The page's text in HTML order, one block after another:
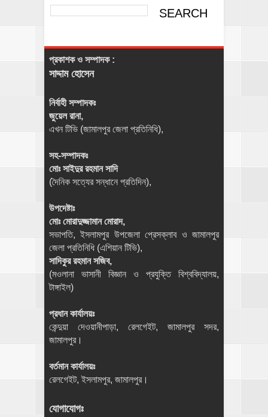
প্রকাশক ও সম্পাদক :
সাদ্দাম হোসেন
নির্বাহী সম্পাদকঃ
জুয়েল রানা,
এখন টিভি (জামালপুর জেলা প্রতিনিধি),
সহ-সম্পাদকঃ
মোঃ সাইদুর রহমান সাদি
(দৈনিক সত্যের সন্ধানে প্রতিদিন),
উপদেষ্টাঃ
মোঃ মোরাদুজ্জামান মোরাদ,
সভাপতি, ইসলামপুর উপজেলা প্রেসক্লাব ও জামালপুর
জেলা প্রতিনিধি (এশিয়ান টিভি),
সাদিকুর রহমান সজিব,
(মওলানা ভাসানী বিজ্ঞান ও প্রযুক্তি বিশ্ববিদ্যালয়,
টাঙ্গাইল)
প্রধান কার্যালয়ঃ
কেন্দুয়া দেওয়ানীপাড়া, রেলগেইট, জামালপুর সদর,
জামালপুর।
বর্তমান কার্যালয়ঃ
রেলগেইট, ইসলামপুর, জামালপুর।
যোগাযোগঃ